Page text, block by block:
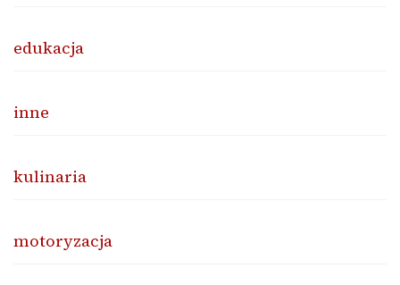
edukacja
inne
kulinaria
motoryzacja